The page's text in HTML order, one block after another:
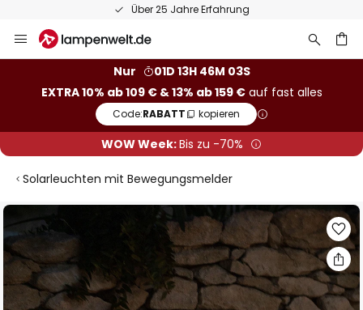
Über 25 Jahre Erfahrung
Inhalt
Nur
01D 13H 46M 03S
EXTRA 10% ab 109 € & 13% ab 159 €auf fast alles
Code:RABATT kopieren
WOW Week:Bis zu -70%
Solarleuchten mit Bewegungsmelder
Zum
Ende
der
Bildgalerie
springen